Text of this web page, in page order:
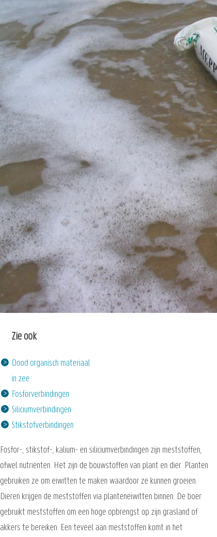
Zie ook
Dood organisch materiaal
in zee
Fosforverbindingen
Siliciumverbindingen
Stikstofverbindingen
Fosfor-, stikstof-, kalium- en siliciumverbindingen zijn meststoffen,
ofwel nutriënten. Het zijn de bouwstoffen van plant en dier. Planten
gebruiken ze om eiwitten te maken waardoor ze kunnen groeien.
Dieren krijgen de meststoffen via planteneiwitten binnen. De boer
gebruikt meststoffen om een hoge opbrengst op zijn grasland of
akkers te bereiken. Een teveel aan meststoffen komt in het